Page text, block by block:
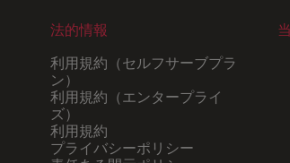
法的情報
利用規約（セルフサーブプラ
ン）
利用規約（エンタープライ
ズ）
利用規約
プライバシーポリシー